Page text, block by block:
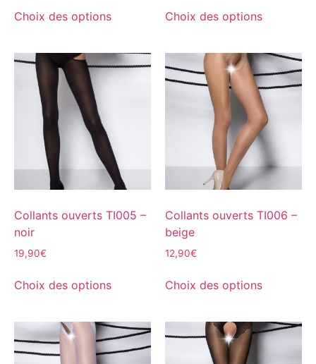
Choix des options Choix des options
Collants ouverts TI005 –
noir
19,90€
Choix des options
Collants ouverts TI006 –
beige
12,90€
Choix des options